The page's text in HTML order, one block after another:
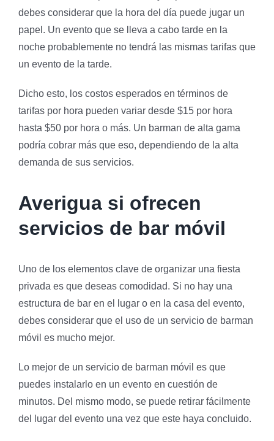
debes considerar que la hora del día puede jugar un
papel. Un evento que se lleva a cabo tarde en la
noche probablemente no tendrá las mismas tarifas que
un evento de la tarde.
Dicho esto, los costos esperados en términos de
tarifas por hora pueden variar desde $15 por hora
hasta $50 por hora o más. Un barman de alta gama
podría cobrar más que eso, dependiendo de la alta
demanda de sus servicios.
Averigua si ofrecen
servicios de bar móvil
Uno de los elementos clave de organizar una fiesta
privada es que deseas comodidad. Si no hay una
estructura de bar en el lugar o en la casa del evento,
debes considerar que el uso de un servicio de barman
móvil es mucho mejor.
Lo mejor de un servicio de barman móvil es que
puedes instalarlo en un evento en cuestión de
minutos. Del mismo modo, se puede retirar fácilmente
del lugar del evento una vez que este haya concluido.